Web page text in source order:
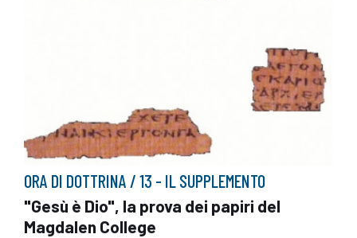
ORA DI DOTTRINA / 13 - IL SUPPLEMENTO
"Gesù è Dio", la prova dei papiri del
Magdalen College